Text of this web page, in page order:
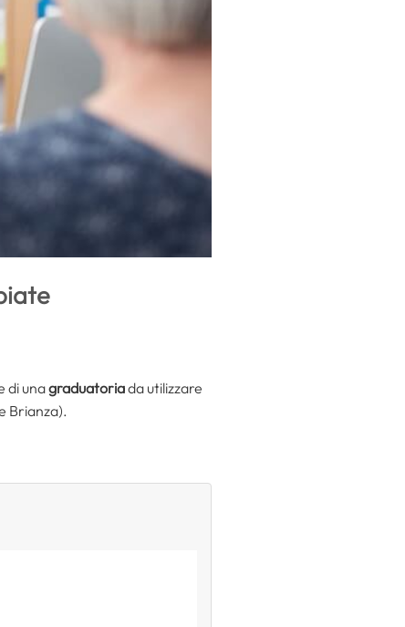
di unagraduatoriada utilizzare
Brianza).